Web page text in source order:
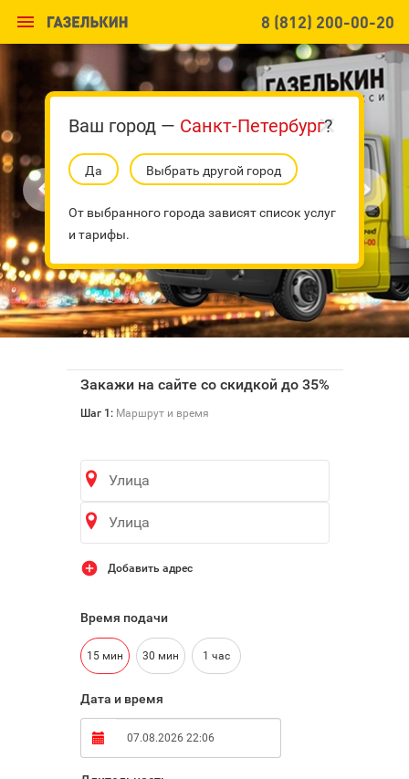
 8 (812) 200-00-20
 
Закажи на сайте со скидкой до 35%
Шаг 1: Маршрут и время
Добавить адрес
Время подачи
15 мин 30 мин 1 час
Дата и время
Ваш город — Санкт-Петербург?
Да Выбрать другой город
От выбранного города зависят список услуг
и тарифы.